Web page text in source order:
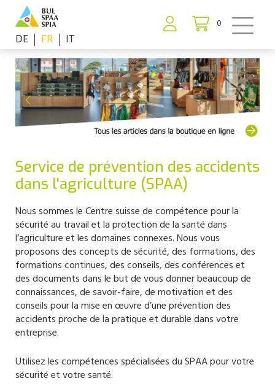
0
DE FR IT
Service de prévention des accidents
dans l'agriculture (SPAA)
Nous sommes le Centre suisse de compétence pour la
sécurité au travail et la protection de la santé dans
l’agriculture et les domaines connexes. Nous vous
proposons des concepts de sécurité, des formations, des
formations continues, des conseils, des conférences et
des documents dans le but de vous donner beaucoup de
connaissances, de savoir-faire, de motivation et des
conseils pour la mise en œuvre d’une prévention des
accidents proche de la pratique et durable dans votre
entreprise.
Utilisez les compétences spécialisées du SPAA pour votre
sécurité et votre santé.